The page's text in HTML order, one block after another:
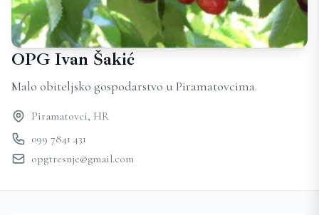
OPG Ivan Šakić
Malo obiteljsko gospodarstvo u Piramatovcima.
Piramatovci, HR
099 7841 431
opgtresnje@gmail.com